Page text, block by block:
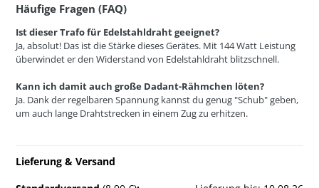
Häufige Fragen (FAQ)
Ist dieser Trafo für Edelstahldraht geeignet?
Ja, absolut! Das ist die Stärke dieses Gerätes. Mit 144 Watt Leistung
überwindet er den Widerstand von Edelstahldraht blitzschnell.
Kann ich damit auch große Dadant-Rähmchen löten?
Ja. Dank der regelbaren Spannung kannst du genug "Schub" geben,
um auch lange Drahtstrecken in einem Zug zu erhitzen.
Lieferung & Versand